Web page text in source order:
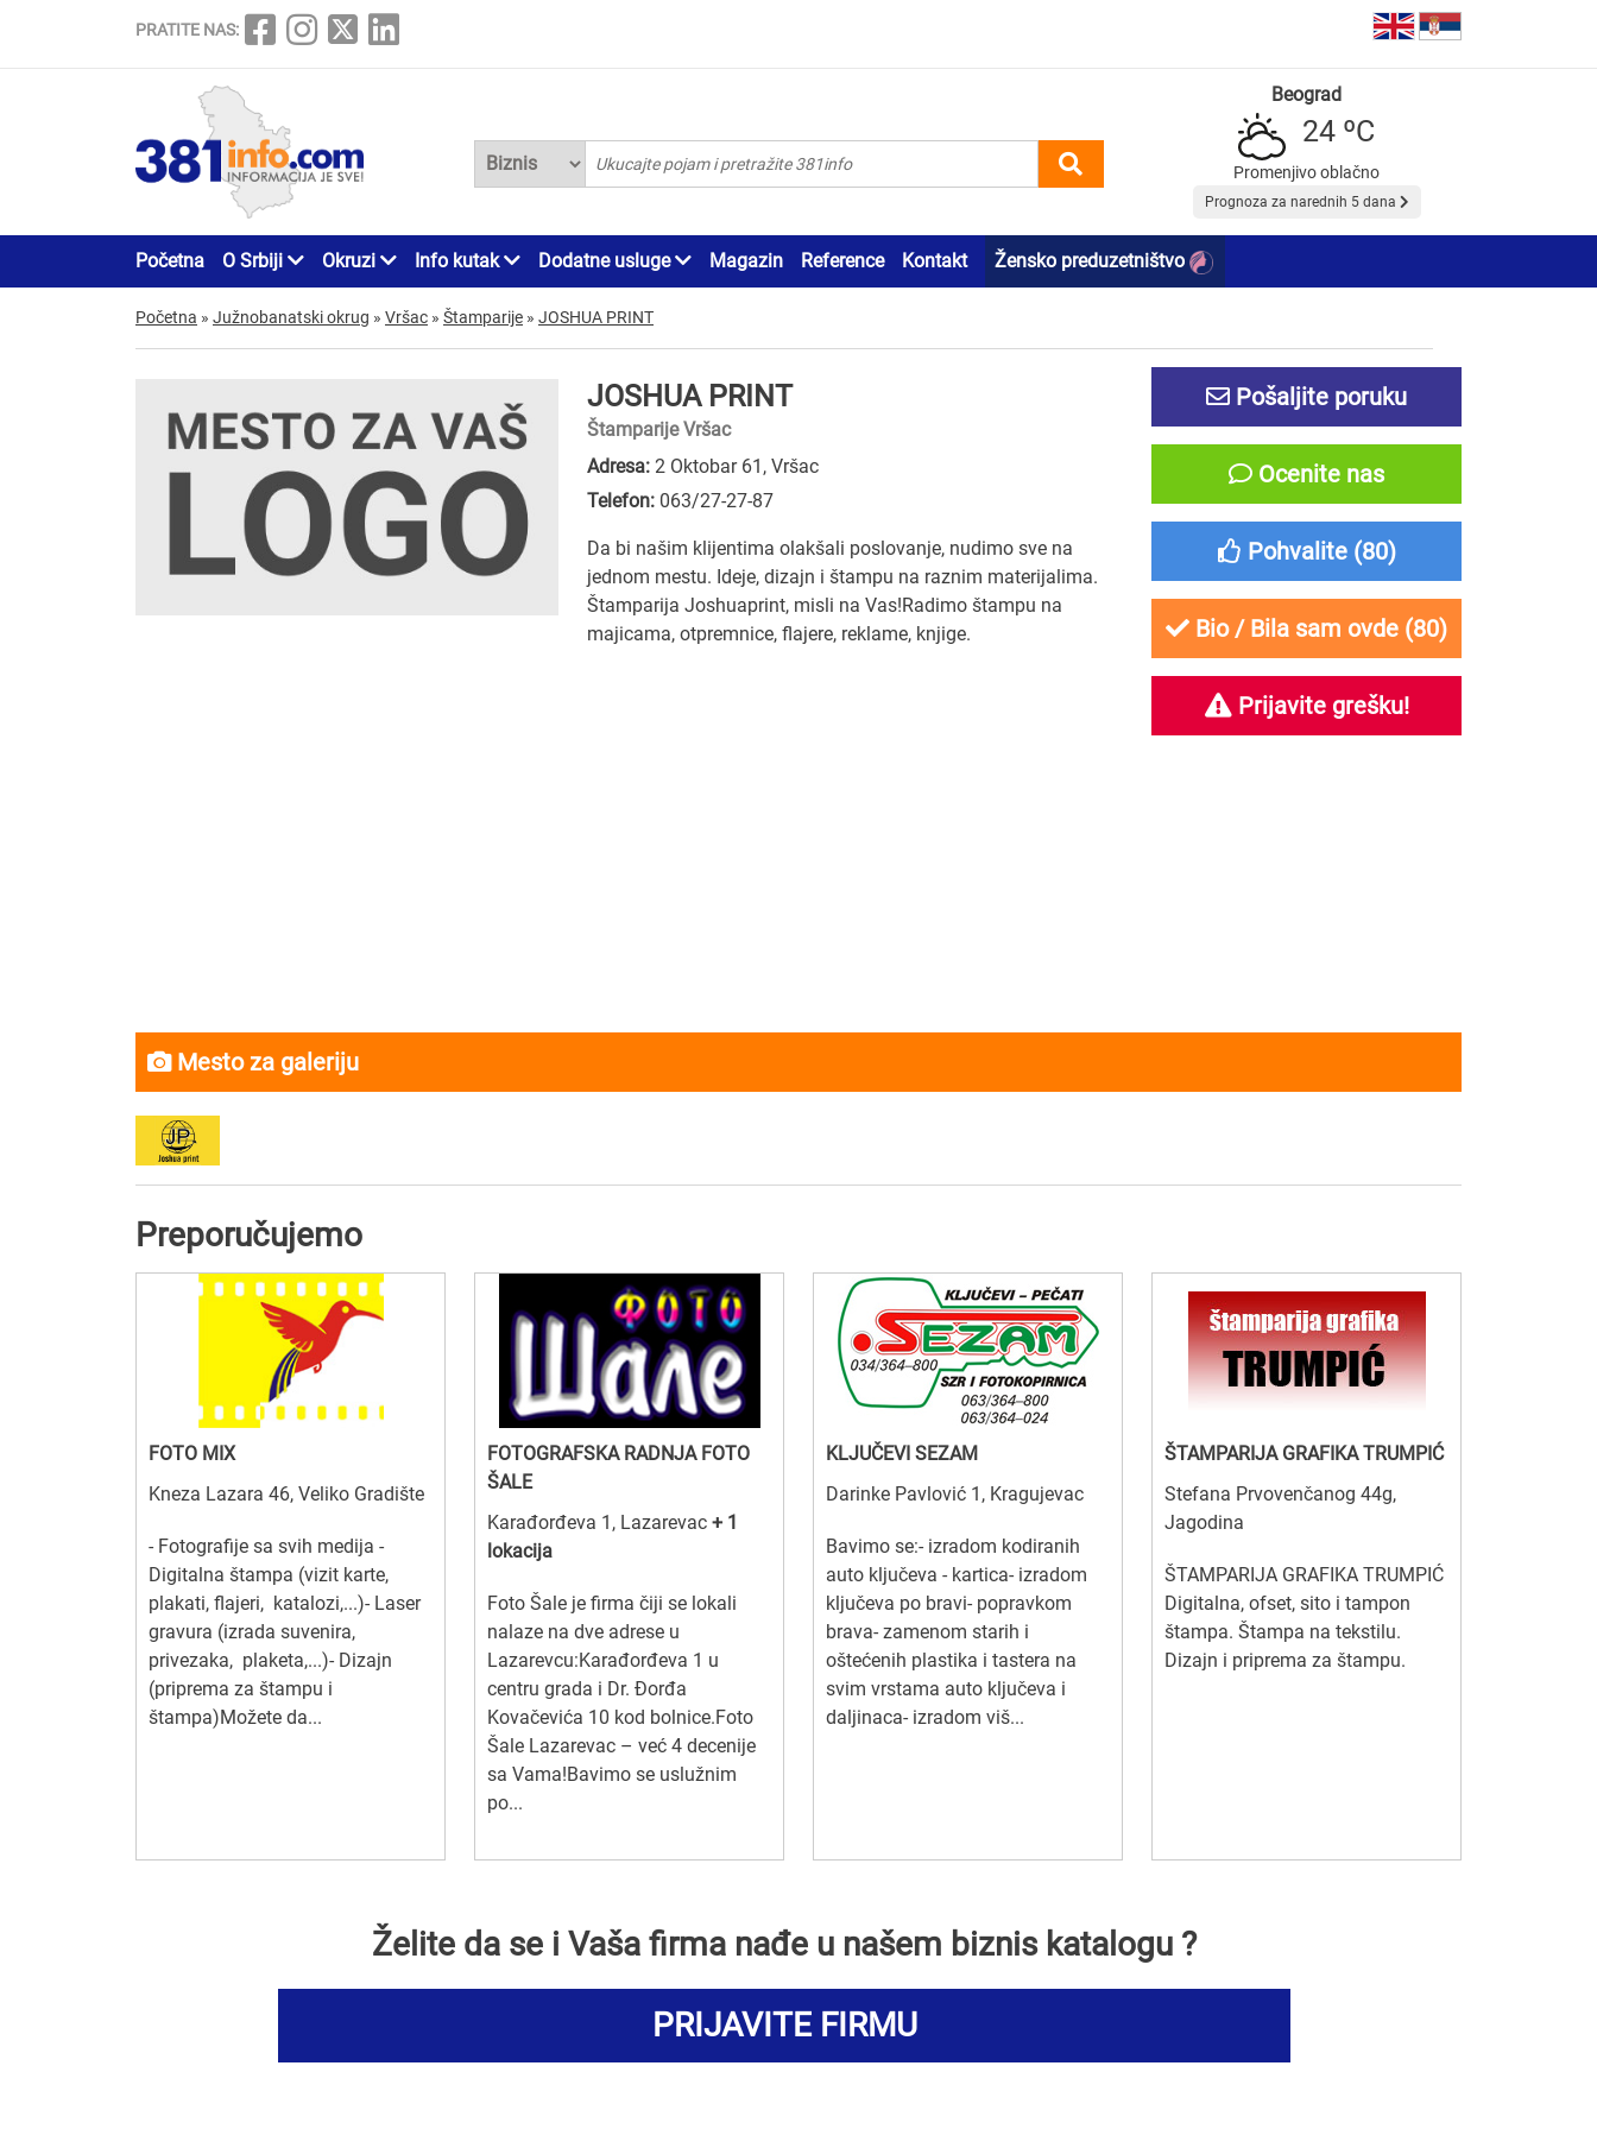
PRATITE NAS:
Beograd
24 ºC
Promenjivo oblačno
Prognoza za narednih 5 dana
Početna O Srbiji Okruzi Info kutak Dodatne usluge Magazin Reference Kontakt Žensko preduzetništvo
Početna » Južnobanatski okrug » Vršac » Štamparije » JOSHUA PRINT
JOSHUA PRINT
Štamparije Vršac
Adresa: 2 Oktobar 61, Vršac
Telefon: 063/27-27-87
Da bi našim klijentima olakšali poslovanje, nudimo sve na
jednom mestu. Ideje, dizajn i štampu na raznim materijalima.
Štamparija Joshuaprint, misli na Vas!Radimo štampu na
majicama, otpremnice, flajere, reklame, knjige.
Pošaljite poruku
Ocenite nas
Pohvalite (80)
Bio / Bila sam ovde (80)
Prijavite grešku!
Mesto za galeriju
Preporučujemo
FOTO MIX
Kneza Lazara 46, Veliko Gradište
- Fotografije sa svih medija -
Digitalna štampa (vizit karte,
plakati, flajeri, katalozi,...)- Laser
gravura (izrada suvenira,
privezaka, plaketa,...)- Dizajn
(priprema za štampu i
štampa)Možete da...
FOTOGRAFSKA RADNJA FOTO
ŠALE
Karađorđeva 1, Lazarevac + 1
lokacija
Foto Šale je firma čiji se lokali
nalaze na dve adrese u
Lazarevcu:Karađorđeva 1 u
centru grada i Dr. Đorđa
Kovačevića 10 kod bolnice.Foto
Šale Lazarevac – već 4 decenije
sa Vama!Bavimo se uslužnim
po...
KLJUČEVI SEZAM
Darinke Pavlović 1, Kragujevac
Bavimo se:- izradom kodiranih
auto ključeva - kartica- izradom
ključeva po bravi- popravkom
brava- zamenom starih i
oštećenih plastika i tastera na
svim vrstama auto ključeva i
daljinaca- izradom viš...
ŠTAMPARIJA GRAFIKA TRUMPIĆ
Stefana Prvovenčanog 44g,
Jagodina
ŠTAMPARIJA GRAFIKA TRUMPIĆ
Digitalna, ofset, sito i tampon
štampa. Štampa na tekstilu.
Dizajn i priprema za štampu.
Želite da se i Vaša firma nađe u našem biznis katalogu ?
PRIJAVITE FIRMU